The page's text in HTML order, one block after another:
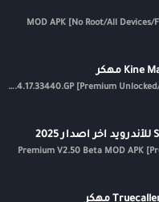
APK v7.4.17.33440.GP [Premium
Premium V2.50 Beta MOD APK